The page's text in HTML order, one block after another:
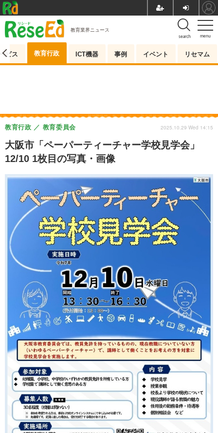
menu
search
教育業界ニュース
ビス 教育行政 ICT機器 事例 イベント リセマム
大阪市「ペーパーティーチャー学校見学会」
12/10 1枚目の写真・画像
教育行政 教育委員会 2025.10.29 Wed 14:15